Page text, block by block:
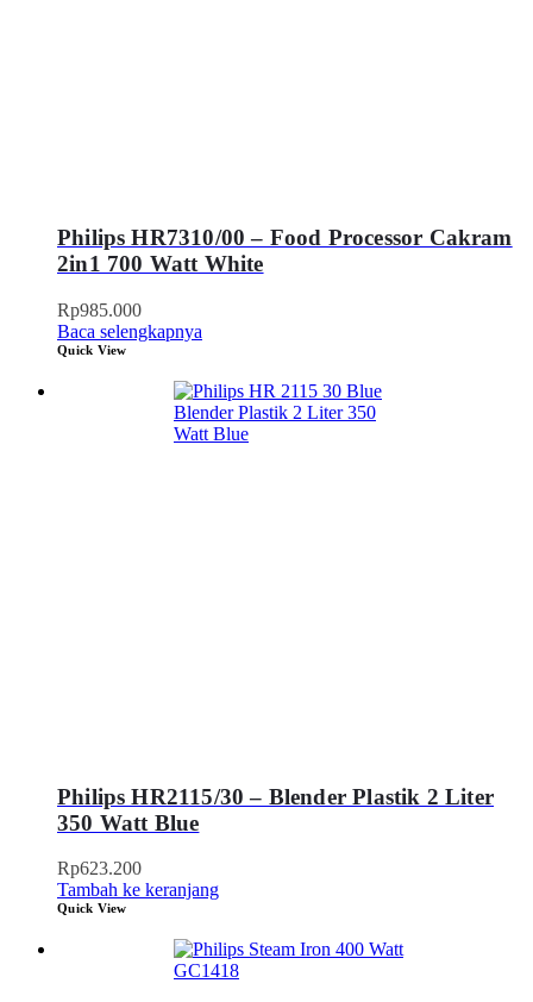
Philips HR7310/00 – Food Processor Cakram
2in1 700 Watt White
Rp985.000
Baca selengkapnya
Quick View
Philips HR2115/30 – Blender Plastik 2 Liter
350 Watt Blue
Rp623.200
Tambah ke keranjang
Quick View